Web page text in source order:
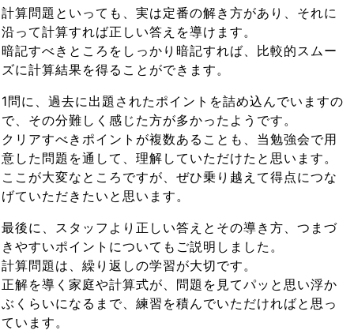
計算問題といっても、実は定番の解き方があり、それに
沿って計算すれば正しい答えを導けます。
暗記すべきところをしっかり暗記すれば、比較的スムー
ズに計算結果を得ることができます。
1問に、過去に出題されたポイントを詰め込んでいますの
で、その分難しく感じた方が多かったようです。
クリアすべきポイントが複数あることも、当勉強会で用
意した問題を通して、理解していただけたと思います。
ここが大変なところですが、ぜひ乗り越えて得点につな
げていただきたいと思います。
最後に、スタッフより正しい答えとその導き方、つまづ
きやすいポイントについてもご説明しました。
計算問題は、繰り返しの学習が大切です。
正解を導く家庭や計算式が、問題を見てパッと思い浮か
ぶくらいになるまで、練習を積んでいただければと思っ
ています。